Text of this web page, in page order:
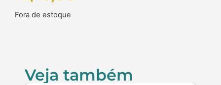
Fora de estoque
Veja também